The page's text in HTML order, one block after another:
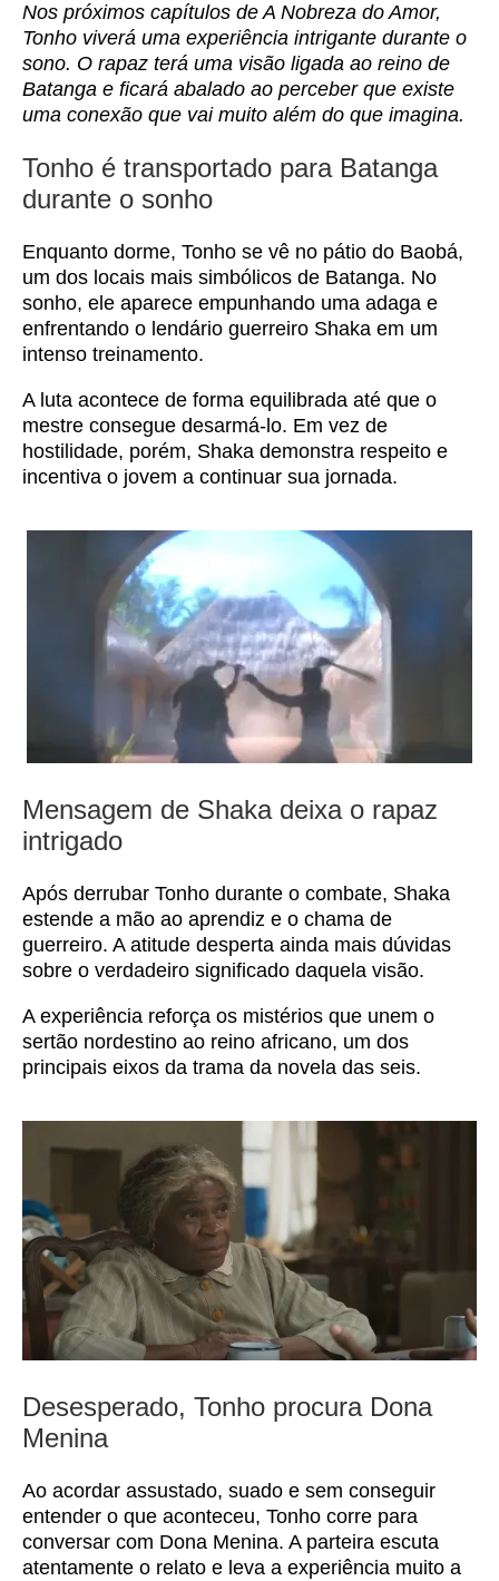
Nos próximos capítulos de A Nobreza do Amor,
Tonho viverá uma experiência intrigante durante o
sono. O rapaz terá uma visão ligada ao reino de
Batanga e ficará abalado ao perceber que existe
uma conexão que vai muito além do que imagina.
Tonho é transportado para Batanga
durante o sonho
Enquanto dorme, Tonho se vê no pátio do Baobá,
um dos locais mais simbólicos de Batanga. No
sonho, ele aparece empunhando uma adaga e
enfrentando o lendário guerreiro Shaka em um
intenso treinamento.
A luta acontece de forma equilibrada até que o
mestre consegue desarmá-lo. Em vez de
hostilidade, porém, Shaka demonstra respeito e
incentiva o jovem a continuar sua jornada.
Mensagem de Shaka deixa o rapaz
intrigado
Após derrubar Tonho durante o combate, Shaka
estende a mão ao aprendiz e o chama de
guerreiro. A atitude desperta ainda mais dúvidas
sobre o verdadeiro significado daquela visão.
A experiência reforça os mistérios que unem o
sertão nordestino ao reino africano, um dos
principais eixos da trama da novela das seis.
Desesperado, Tonho procura Dona
Menina
Ao acordar assustado, suado e sem conseguir
entender o que aconteceu, Tonho corre para
conversar com Dona Menina. A parteira escuta
atentamente o relato e leva a experiência muito a